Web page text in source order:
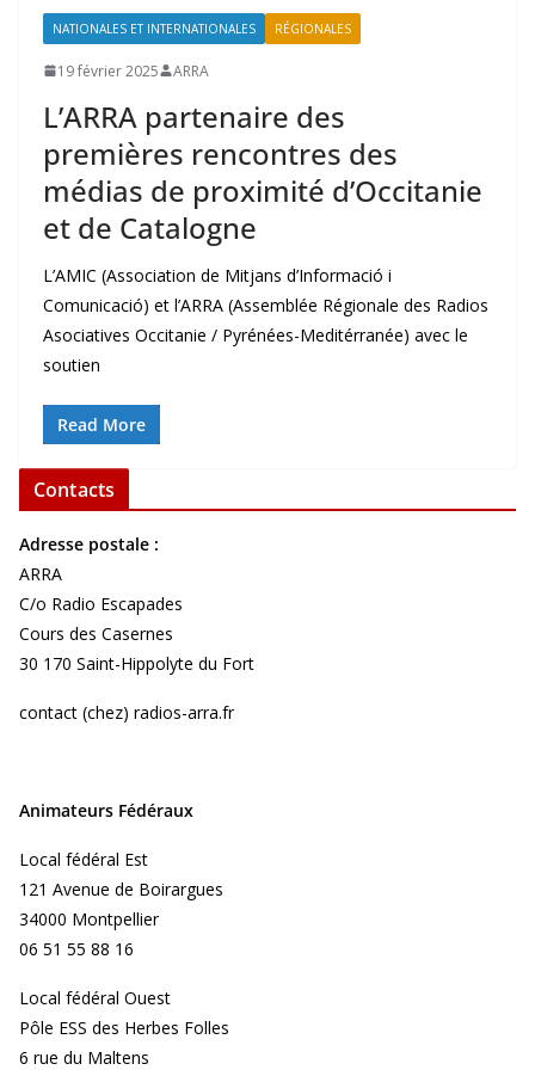
NATIONALES ET INTERNATIONALES RÉGIONALES
19 février 2025 ARRA
L’ARRA partenaire des
premières rencontres des
médias de proximité d’Occitanie
et de Catalogne
L’AMIC (Association de Mitjans d’Informació i
Comunicació) et l’ARRA (Assemblée Régionale des Radios
Asociatives Occitanie / Pyrénées-Meditérranée) avec le
soutien
Read More
Contacts
Adresse postale :
ARRA
C/o Radio Escapades
Cours des Casernes
30 170 Saint-Hippolyte du Fort
contact (chez) radios-arra.fr
Animateurs Fédéraux
Local fédéral Est
121 Avenue de Boirargues
34000 Montpellier
06 51 55 88 16
Local fédéral Ouest
Pôle ESS des Herbes Folles
6 rue du Maltens